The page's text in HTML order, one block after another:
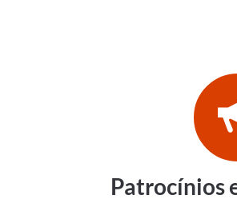
Patrocínios